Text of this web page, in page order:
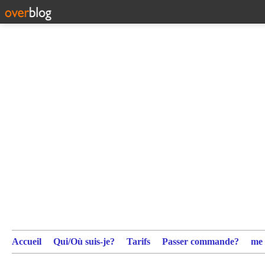
Accueil Qui/Où suis-je? Tarifs Passer commande?